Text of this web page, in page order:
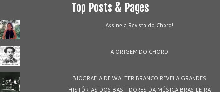
Top Posts & Pages
Assine a Revista do Choro!
A ORIGEM DO CHORO
BIOGRAFIA DE WALTER BRANCO REVELA GRANDES
HISTÓRIAS DOS BASTIDORES DA MÚSICA BRASILEIRA